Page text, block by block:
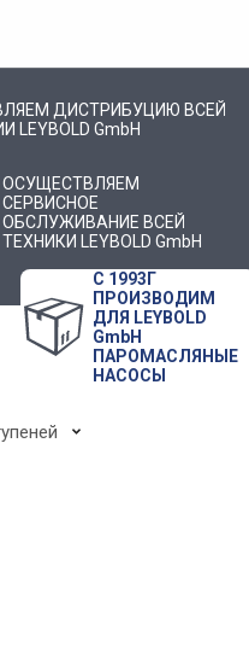
ДИСТРИБУЦИЮ ВСЕЙ
LEYBOLD GmbH
ОСУЩЕСТВЛЯЕМ
СЕРВИСНОЕ
ОБСЛУЖИВАНИЕ ВСЕЙ
ТЕХНИКИ LEYBOLD GmbH
С 1993Г
ПРОИЗВОДИМ
ДЛЯ LEYBOLD
GmbH
ПАРОМАСЛЯНЫЕ
НАСОСЫ